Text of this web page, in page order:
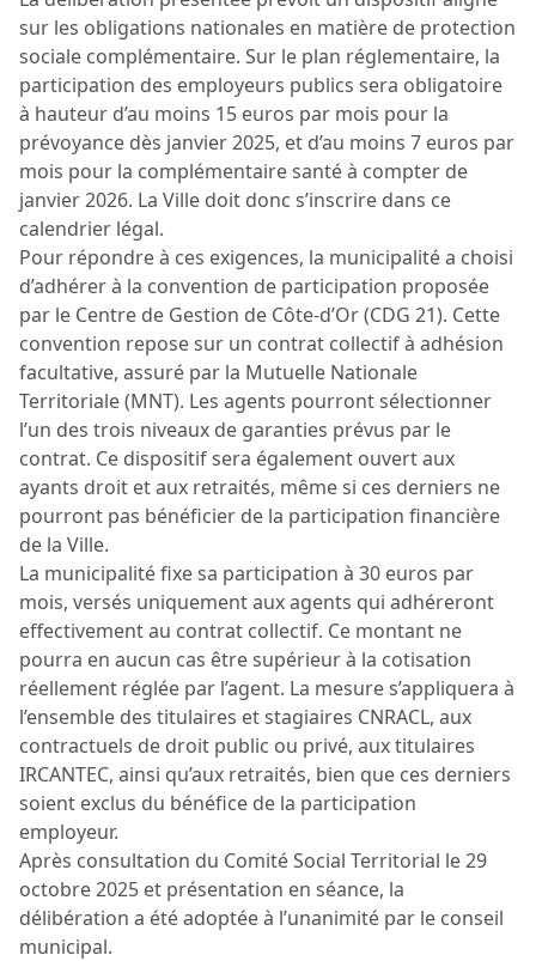
sur les obligations nationales en matière de protection
sociale complémentaire. Sur le plan réglementaire, la
participation des employeurs publics sera obligatoire
à hauteur d’au moins 15 euros par mois pour la
prévoyance dès janvier 2025, et d’au moins 7 euros par
mois pour la complémentaire santé à compter de
janvier 2026. La Ville doit donc s’inscrire dans ce
calendrier légal.
Pour répondre à ces exigences, la municipalité a choisi
d’adhérer à la convention de participation proposée
par le Centre de Gestion de Côte-d’Or (CDG 21). Cette
convention repose sur un contrat collectif à adhésion
facultative, assuré par la Mutuelle Nationale
Territoriale (MNT). Les agents pourront sélectionner
l’un des trois niveaux de garanties prévus par le
contrat. Ce dispositif sera également ouvert aux
ayants droit et aux retraités, même si ces derniers ne
pourront pas bénéficier de la participation financière
de la Ville.
La municipalité fixe sa participation à 30 euros par
mois, versés uniquement aux agents qui adhéreront
effectivement au contrat collectif. Ce montant ne
pourra en aucun cas être supérieur à la cotisation
réellement réglée par l’agent. La mesure s’appliquera à
l’ensemble des titulaires et stagiaires CNRACL, aux
contractuels de droit public ou privé, aux titulaires
IRCANTEC, ainsi qu’aux retraités, bien que ces derniers
soient exclus du bénéfice de la participation
employeur.
Après consultation du Comité Social Territorial le 29
octobre 2025 et présentation en séance, la
délibération a été adoptée à l’unanimité par le conseil
municipal.